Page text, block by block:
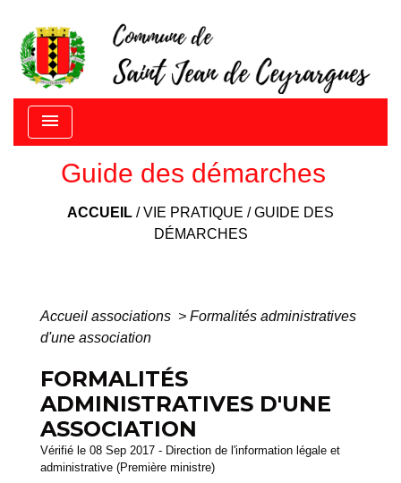
menu
Guide des démarches
ACCUEIL /VIE PRATIQUE /GUIDE DES
DÉMARCHES
Accueil associations > Formalités administratives
d'une association
FORMALITÉS
ADMINISTRATIVES D'UNE
ASSOCIATION
Vérifié le 08 Sep 2017 - Direction de l'information légale et
administrative (Première ministre)